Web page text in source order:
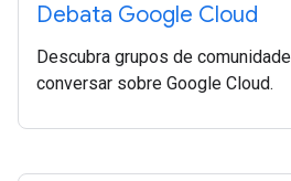
Debata Google Cloud
Descubra grupos de
conversar sobre Google Cloud.